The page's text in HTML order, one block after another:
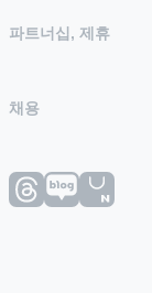
파트너십, 제휴
채용